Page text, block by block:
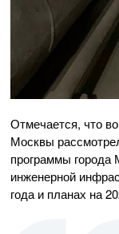
Отмечается, что
Москвы
программы города
инженерной
года и планах на